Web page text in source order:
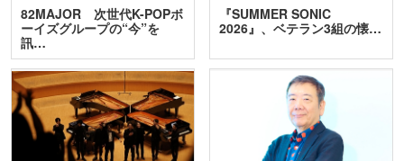
82MAJOR 次世代K-POPボ
ーイズグループの“今”を
訊…
『SUMMER SONIC
2026』、ベテラン3組の懐…